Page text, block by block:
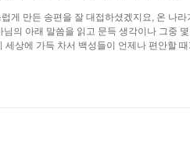
만든 송편을 잘 대접하셨겠지요, 온 나
의 아래 말씀을 읽고 문득 생각이나 그중
상에 가득 차서 백성들이 언제나 편안할